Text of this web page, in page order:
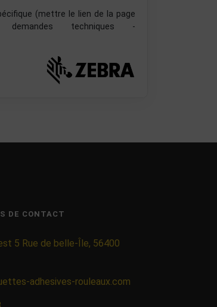
(mettre le lien de la page
techniques -
DE CONTACT
5 Rue de belle-Île, 56400
adhesives-rouleaux.com